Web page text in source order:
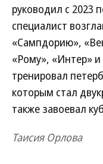
руководил с 2023
специалист
«Сампдорию»,
«Рому», «Интер»
тренировал
которым стал
также завоевал
Таисия Орлова